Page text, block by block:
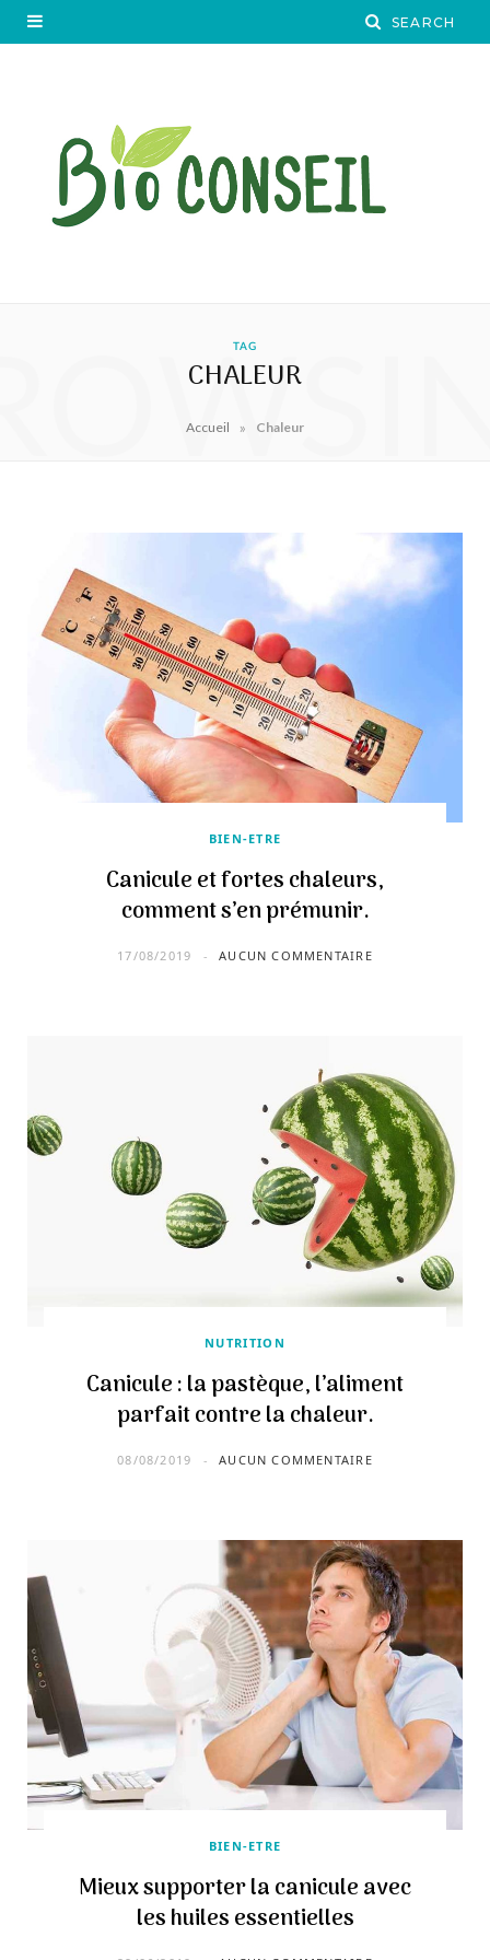
TAG
CHALEUR
Accueil » Chaleur
BIEN-ETRE
Canicule et fortes chaleurs,
comment s’en prémunir.
17/08/2019 AUCUN COMMENTAIRE
NUTRITION
Canicule : la pastèque, l’aliment
parfait contre la chaleur.
08/08/2019 AUCUN COMMENTAIRE
BIEN-ETRE
Mieux supporter la canicule avec
les huiles essentielles